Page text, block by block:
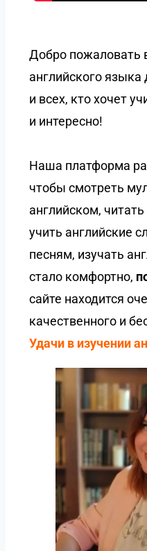
Добро пожаловать
английского языка
и всех, кто хочет
и интересно!
Наша платформа
чтобы смотреть
английском,
учить английские
песням, изучать
стало комфортно,
сайте находится
качественного и
Удачи в изучении